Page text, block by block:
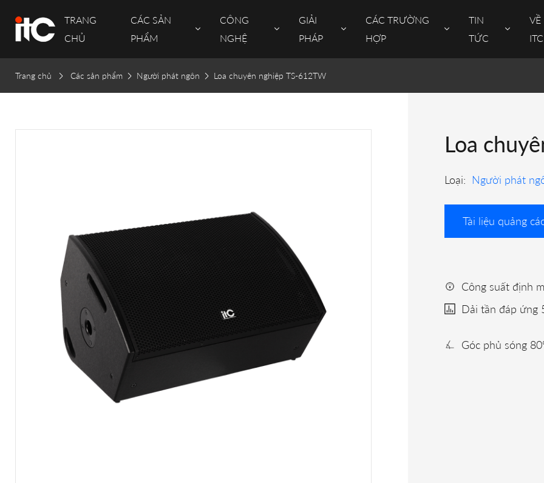
TRANG
CHỦ
CÁC SẢN
PHẨM
CÔNG
NGHỆ
GIẢI
PHÁP
CÁC TRƯỜNG
HỢP
TIN
TỨC
VỀ
ITC
Trang chủ Các sản phẩm Người phát ngôn Loa chuyên nghiệp TS-612TW
Loa
Loại: Người phát
Tài liệu quảng
Công suất định
Dải tần đáp ứng
Góc phủ sóng